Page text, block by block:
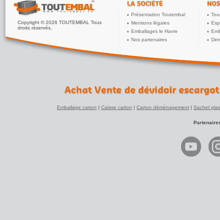
Copyright © 2026 TOUTEMBAL Tous
droits réservés.
Présentation Toutembal
Mentions légales
Emballages le Havre
Nos partenaires
Emballage carton | Caisse carton | Carton déménagement | Sachet